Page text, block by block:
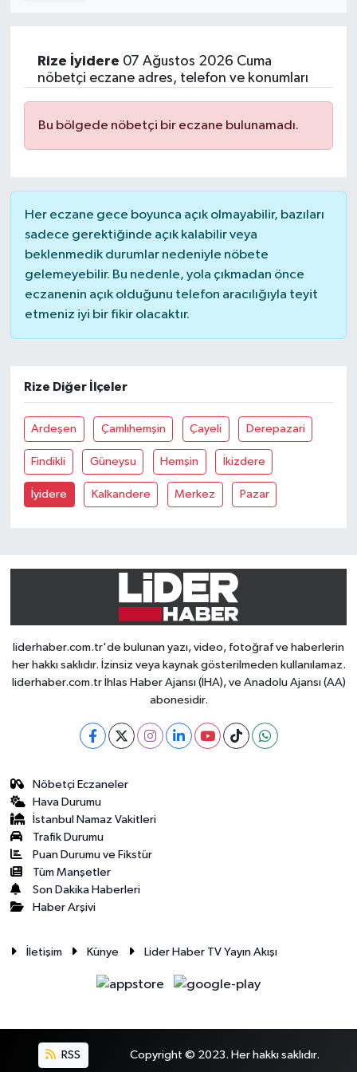
Rize İyidere 07 Ağustos 2026 Cuma
nöbetçi eczane adres, telefon ve konumları
Bu bölgede nöbetçi bir eczane bulunamadı.
Her eczane gece boyunca açık olmayabilir, bazıları
sadece gerektiğinde açık kalabilir veya
beklenmedik durumlar nedeniyle nöbete
gelemeyebilir. Bu nedenle, yola çıkmadan önce
eczanenin açık olduğunu telefon aracılığıyla teyit
etmeniz iyi bir fikir olacaktır.
Rize Diğer İlçeler
Ardeşen Çamlıhemşin Çayeli Derepazari
Findikli Güneysu Hemşin İkizdere
İyidere Kalkandere Merkez Pazar
liderhaber.com.tr'de bulunan yazı, video, fotoğraf ve haberlerin
her hakkı saklıdır. İzinsiz veya kaynak gösterilmeden kullanılamaz.
liderhaber.com.tr İhlas Haber Ajansı (İHA), ve Anadolu Ajansı (AA)
abonesidir.
Nöbetçi Eczaneler
Hava Durumu
İstanbul Namaz Vakitleri
Trafik Durumu
Puan Durumu ve Fikstür
Tüm Manşetler
Son Dakika Haberleri
Haber Arşivi
İletişim Künye Lider Haber TV Yayın Akışı
RSS Copyright © 2023. Her hakkı saklıdır.
Kültür - Sanat